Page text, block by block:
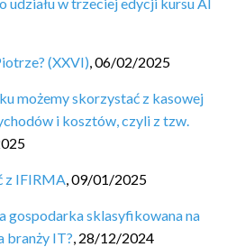
(XXVI),06/02/2025
możemy skorzystać z kasowej
i kosztów, czyli z tzw.
z IFIRMA,09/01/2025
gospodarka sklasyfikowana na
branży IT?, 28/12/2024